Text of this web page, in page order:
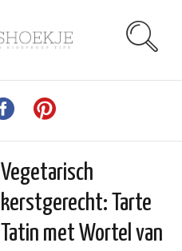
Vegetarisch
kerstgerecht: Tarte
Tatin met Wortel van